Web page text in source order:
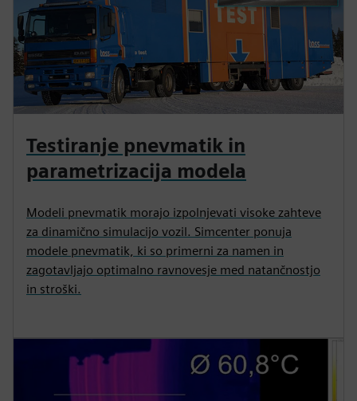
Testiranje pnevmatik in
parametrizacija modela
Modeli pnevmatik morajo izpolnjevati visoke zahteve
za dinamično simulacijo vozil. Simcenter ponuja
modele pnevmatik, ki so primerni za namen in
zagotavljajo optimalno ravnovesje med natančnostjo
in stroški.